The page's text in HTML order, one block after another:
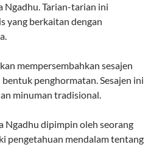
Ngadhu. Tarian-tarian ini
yang berkaitan dengan
mempersembahkan sesajen
penghormatan. Sesajen ini
minuman tradisional.
Ngadhu dipimpin oleh seorang
pengetahuan mendalam tentang